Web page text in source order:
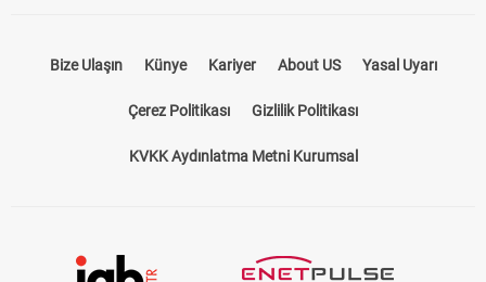
Bize Ulaşın Künye Kariyer About US Yasal Uyarı
Çerez Politikası Gizlilik Politikası
KVKK Aydınlatma Metni Kurumsal